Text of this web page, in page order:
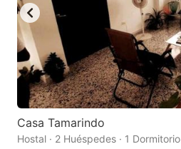
Casa Tamarindo
Hostal · 2 Huéspedes · 1 Dormitorio